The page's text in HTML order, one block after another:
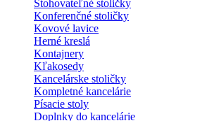
Stohovateľné stoličky
Konferenčné stoličky
Kovové lavice
Herné kreslá
Kontajnery
Kľakosedy
Kancelárske stoličky
Kompletné kancelárie
Písacie stoly
Doplnky do kancelárie